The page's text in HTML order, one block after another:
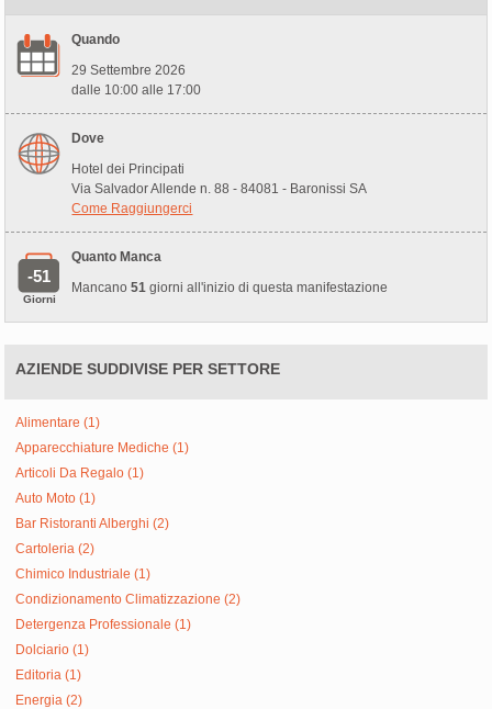
Quando
29 Settembre 2026
dalle 10:00 alle 17:00
Dove
Hotel dei Principati
Via Salvador Allende n. 88 - 84081 - Baronissi SA
Come Raggiungerci
-51
Giorni
Quanto Manca
Mancano51 giorni all'inizio di questa manifestazione
AZIENDE SUDDIVISE PER SETTORE
Alimentare (1)
Apparecchiature Mediche (1)
Articoli Da Regalo (1)
Auto Moto (1)
Bar Ristoranti Alberghi (2)
Cartoleria (2)
Chimico Industriale (1)
Condizionamento Climatizzazione (2)
Detergenza Professionale (1)
Dolciario (1)
Editoria (1)
Energia (2)